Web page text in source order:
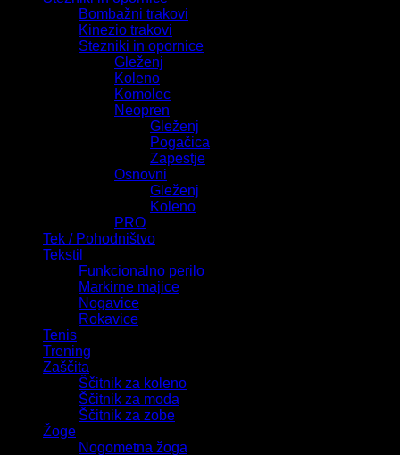
Bombažni trakovi
Kinezio trakovi
Stezniki in opornice
Gleženj
Koleno
Komolec
Neopren
Gleženj
Pogačica
Zapestje
Osnovni
Gleženj
Koleno
PRO
Tek / Pohodništvo
Tekstil
Funkcionalno perilo
Markirne majice
Nogavice
Rokavice
Tenis
Trening
Zaščita
Ščitnik za koleno
Ščitnik za moda
Ščitnik za zobe
Žoge
Nogometna žoga